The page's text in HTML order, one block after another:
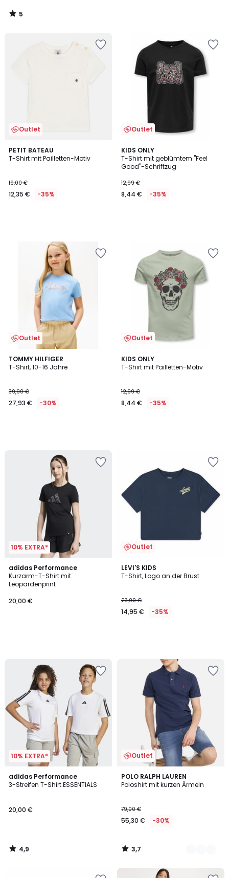
5
/
Outlet
PETIT BATEAU
T-Shirt mit Pailletten-Motiv
19,00 €
12,35 € -35%
Outlet
KIDS ONLY
T-Shirt mit geblümtem "Feel
Good"-Schriftzug
12,99 €
8,44 € -35%
Outlet
TOMMY HILFIGER
T-Shirt, 10-16 Jahre
39,90 €
27,93 € -30%
Outlet
KIDS ONLY
T-Shirt mit Pailletten-Motiv
12,99 €
8,44 € -35%
10% EXTRA*
adidas Performance
Kurzarm-T-Shirt mit
Leopardenprint
20,00 €
Outlet
LEVI'S KIDS
T-Shirt, Logo an der Brust
23,00 €
14,95 € -35%
10% EXTRA*
adidas Performance
3-Streifen T-Shirt ESSENTIALS
20,00 €
4,9
/ 5
4,9
/
Outlet
POLO RALPH LAUREN
Poloshirt mit kurzen Ärmeln
79,00 €
55,30 € -30%
3,7
/ 5
2
Farben
3,7
/